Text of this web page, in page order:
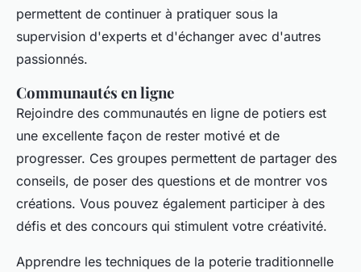
permettent de continuer à pratiquer sous la
supervision d'experts et d'échanger avec d'autres
passionnés.
Communautés en ligne
Rejoindre des communautés en ligne de potiers est
une excellente façon de rester motivé et de
progresser. Ces groupes permettent de partager des
conseils, de poser des questions et de montrer vos
créations. Vous pouvez également participer à des
défis et des concours qui stimulent votre créativité.
Apprendre les techniques de la poterie traditionnelle